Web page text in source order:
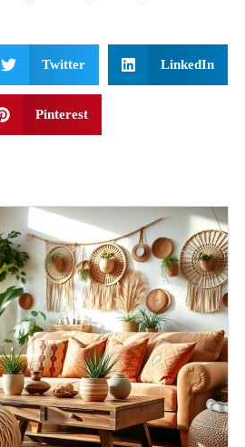
Twitter LinkedIn
Pinterest